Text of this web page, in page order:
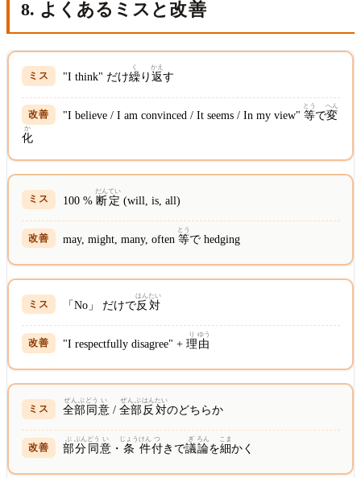
8. よくあるミスと 改善
"I think" だけ繰
く
り返
かえ
す
"I believe / I am convinced / It seems / In my view"等
とう
で変
へん
化
か
100 % 断
だん
定
てい
(will, is, all)
may, might, many, often等
とう
で hedging
「No」 だけで反
はん
対
たい
"I respectfully disagree" +理
り
由
ゆう
全部
ぜんぶ
同
どう
意
い
/全部
ぜんぶ
反
はん
対
たい
のどちらか
部
ぶ
分
ぶん
同
どう
意
い
・ 条
じょう
件
けん
付
つ
きで議
ぎ
論
ろん
を細
こま
かく